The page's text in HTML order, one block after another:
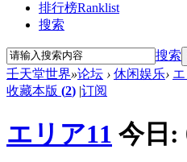
排行榜Ranklist
搜索
搜索
壬天堂世界»论坛 › 休闲娱乐›
收藏本版 (2) |订阅
エリア11 今日: